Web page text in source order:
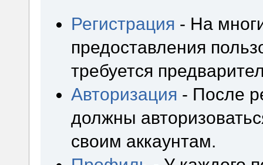
Регистрация - На
предоставления
требуется
Авторизация - После
должны
своим аккаунтам.